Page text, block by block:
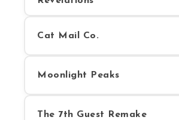
Cat Mail Co.
Moonlight Peaks
The 7th Guest Remake